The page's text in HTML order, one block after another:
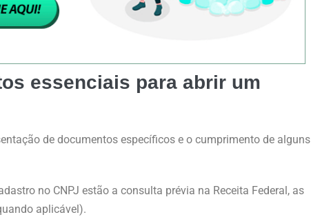
essenciais para abrir um
de documentos específicos e o cumprimento de alguns
no CNPJ estão a consulta prévia na Receita Federal, as
aplicável).